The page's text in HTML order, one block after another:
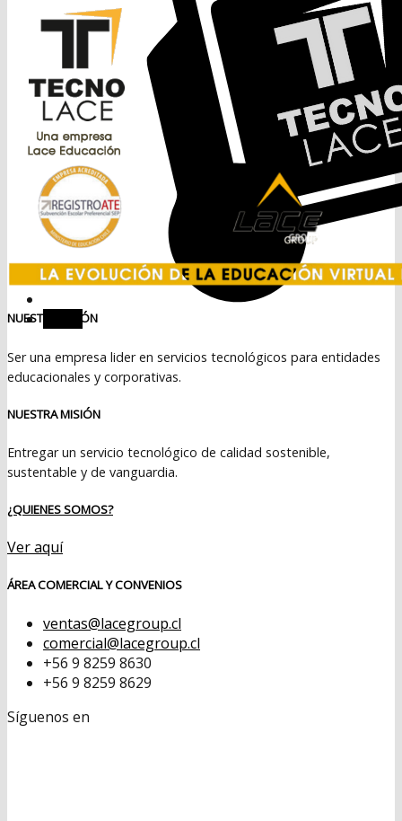
NUESTRA VISIÓN
Ser una empresa lider en servicios tecnológicos para entidades
educacionales y corporativas.
NUESTRA MISIÓN
Entregar un servicio tecnológico de calidad sostenible,
sustentable y de vanguardia.
¿QUIENES SOMOS?
Ver aquí
ÁREA COMERCIAL Y CONVENIOS
ventas@lacegroup.cl
comercial@lacegroup.cl
+56 9 8259 8630
+56 9 8259 8629
Síguenos en